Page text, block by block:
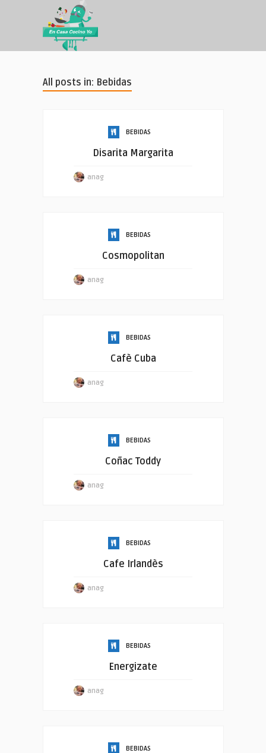
All posts in: Bebidas
BEBIDAS
Disarita Margarita
anag
BEBIDAS
Cosmopolitan
anag
BEBIDAS
Cafè Cuba
anag
BEBIDAS
Coñac Toddy
anag
BEBIDAS
Cafe Irlandès
anag
BEBIDAS
Energizate
anag
BEBIDAS